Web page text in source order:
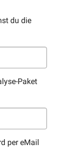
du die
Paket
per eMail